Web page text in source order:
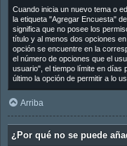
Cuando inicia un nuevo tema o
la etiqueta "Agregar Encuesta"
significa que no posee los
título y al menos dos opciones
opción se encuentre en la
el número de opciones que el
usuario", el tiempo límite en días
último la opción de permitir a lo
Arriba
¿Por qué no se puede